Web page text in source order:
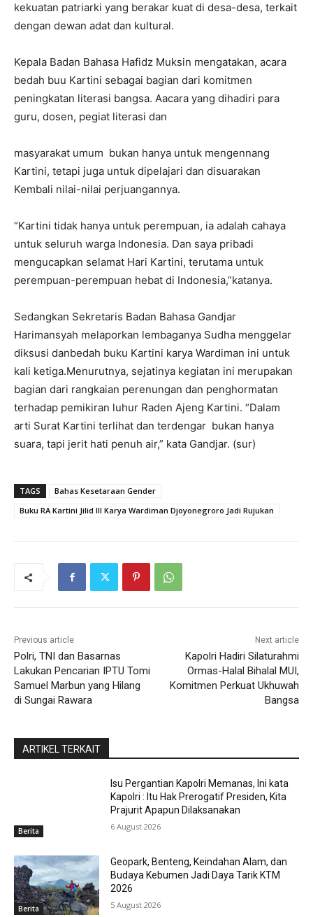
kekuatan patriarki yang berakar kuat di desa-desa, terkait
dengan dewan adat dan kultural.
Kepala Badan Bahasa Hafidz Muksin mengatakan, acara
bedah buu Kartini sebagai bagian dari komitmen
peningkatan literasi bangsa. Aacara yang dihadiri para
guru, dosen, pegiat literasi dan
masyarakat umum bukan hanya untuk mengennang
Kartini, tetapi juga untuk dipelajari dan disuarakan
Kembali nilai-nilai perjuangannya.
“Kartini tidak hanya untuk perempuan, ia adalah cahaya
untuk seluruh warga Indonesia. Dan saya pribadi
mengucapkan selamat Hari Kartini, terutama untuk
perempuan-perempuan hebat di Indonesia,”katanya.
Sedangkan Sekretaris Badan Bahasa Gandjar
Harimansyah melaporkan lembaganya Sudha menggelar
diksusi danbedah buku Kartini karya Wardiman ini untuk
kali ketiga.Menurutnya, sejatinya kegiatan ini merupakan
bagian dari rangkaian perenungan dan penghormatan
terhadap pemikiran luhur Raden Ajeng Kartini. “Dalam
arti Surat Kartini terlihat dan terdengar bukan hanya
suara, tapi jerit hati penuh air,” kata Gandjar. (sur)
TAGS
Bahas Kesetaraan Gender
Buku RA Kartini Jilid III Karya Wardiman Djoyonegroro Jadi Rujukan
Previous article
Polri, TNI dan Basarnas
Lakukan Pencarian IPTU Tomi
Samuel Marbun yang Hilang
di Sungai Rawara
Next article
Kapolri Hadiri Silaturahmi
Ormas-Halal Bihalal MUI,
Komitmen Perkuat Ukhuwah
Bangsa
ARTIKEL TERKAIT
Berita
Isu Pergantian Kapolri Memanas, Ini kata
Kapolri : Itu Hak Prerogatif Presiden, Kita
Prajurit Apapun Dilaksanakan
6 August 2026
Berita
Geopark, Benteng, Keindahan Alam, dan
Budaya Kebumen Jadi Daya Tarik KTM
2026
5 August 2026